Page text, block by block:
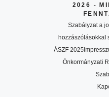
2026 -
Szabályzat a
hozzászólásokkal
ÁSZF 2025
Önkormányzati